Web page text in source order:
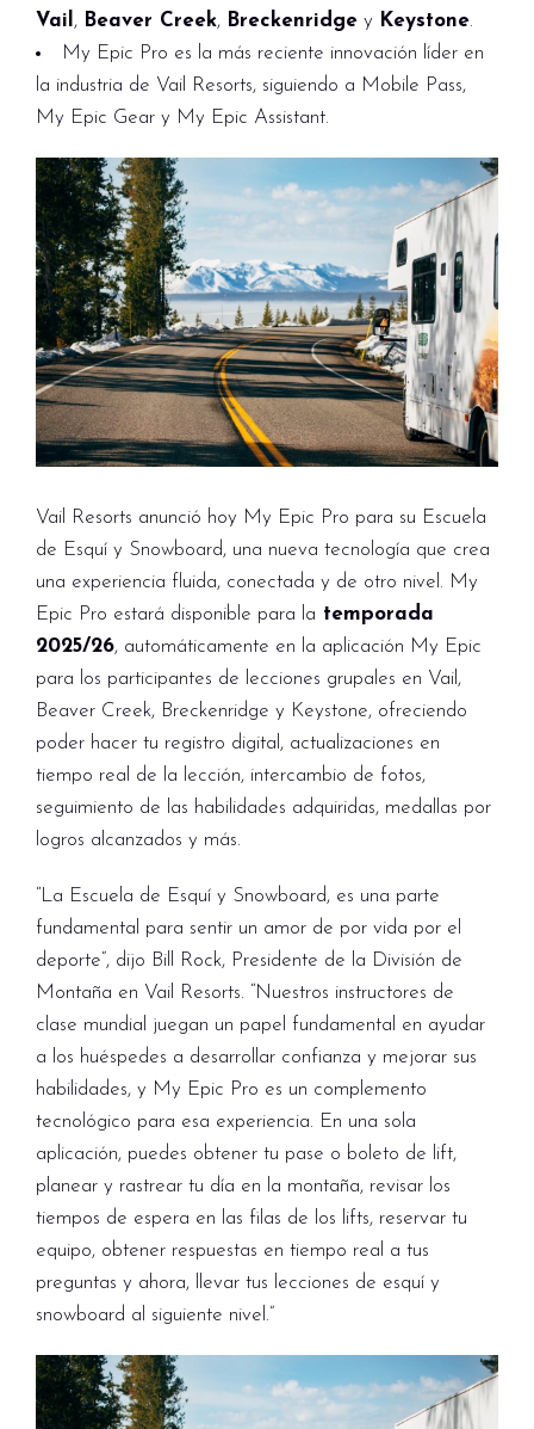
Vail , Beaver Creek, Breckenridge y Keystone.
My Epic Pro es la más reciente innovación líder en
la industria de Vail Resorts, siguiendo a Mobile Pass,
My Epic Gear y My Epic Assistant.
Vail Resorts anunció hoy My Epic Pro para su Escuela
de Esquí y Snowboard, una nueva tecnología que crea
una experiencia fluida, conectada y de otro nivel. My
Epic Pro estará disponible para la temporada
2025/26, automáticamente en la aplicación My Epic
para los participantes de lecciones grupales en Vail,
Beaver Creek, Breckenridge y Keystone, ofreciendo
poder hacer tu registro digital, actualizaciones en
tiempo real de la lección, intercambio de fotos,
seguimiento de las habilidades adquiridas, medallas por
logros alcanzados y más.
“La Escuela de Esquí y Snowboard, es una parte
fundamental para sentir un amor de por vida por el
deporte”, dijo Bill Rock, Presidente de la División de
Montaña en Vail Resorts. “Nuestros instructores de
clase mundial juegan un papel fundamental en ayudar
a los huéspedes a desarrollar confianza y mejorar sus
habilidades, y My Epic Pro es un complemento
tecnológico para esa experiencia. En una sola
aplicación, puedes obtener tu pase o boleto de lift,
planear y rastrear tu día en la montaña, revisar los
tiempos de espera en las filas de los lifts, reservar tu
equipo, obtener respuestas en tiempo real a tus
preguntas y ahora, llevar tus lecciones de esquí y
snowboard al siguiente nivel.”